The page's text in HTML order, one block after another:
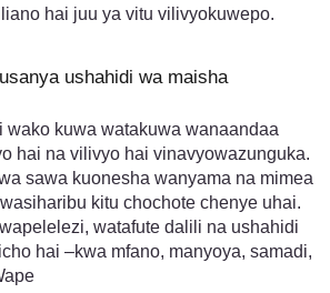
hai juu ya vitu vilivyokuwepo.
ushahidi wa maisha
wako kuwa watakuwa wanaandaa
hai na vilivyo hai vinavyowazunguka.
sawa kuonesha wanyama na mimea
kitu chochote chenye uhai.
watafute dalili na ushahidi
hai –kwa mfano, manyoya, samadi,